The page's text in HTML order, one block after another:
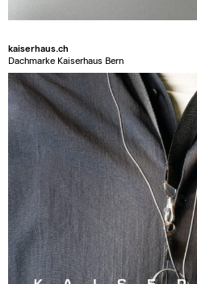
kaiserhaus.ch
Dachmarke Kaiserhaus Bern